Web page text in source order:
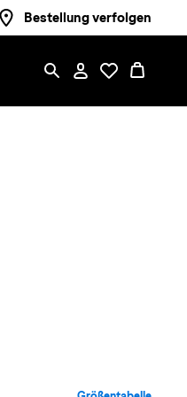
Bestellung verfolgen